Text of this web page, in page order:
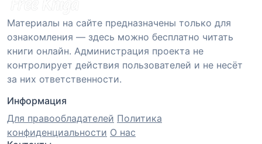
Материалы на сайте предназначены только для
ознакомления — здесь можно бесплатно читать
книги онлайн. Администрация проекта не
контролирует действия пользователей и не несёт
за них ответственности.
Информация
Для правообладателей Политика
конфиденциальности О нас